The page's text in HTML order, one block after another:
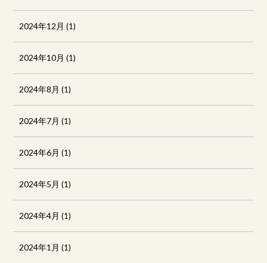
2024年12月 (1)
2024年10月 (1)
2024年8月 (1)
2024年7月 (1)
2024年6月 (1)
2024年5月 (1)
2024年4月 (1)
2024年1月 (1)